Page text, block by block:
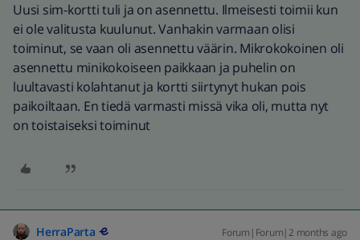
Uusi sim-kortti tuli ja on asennettu. Ilmeisesti toimii kun
ei ole valitusta kuulunut. Vanhakin varmaan olisi
toiminut, se vaan oli asennettu väärin. Mikrokokoinen oli
asennettu minikokoiseen paikkaan ja puhelin on
luultavasti kolahtanut ja kortti siirtynyt hukan pois
paikoiltaan. En tiedä varmasti missä vika oli, mutta nyt
on toistaiseksi toiminut
HerraParta Forum|Forum|2 months ago